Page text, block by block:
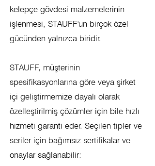
kelepçe gövdesi malzemelerinin
işlenmesi, STAUFF'un birçok özel
gücünden yalnızca biridir.
STAUFF, müşterinin
spesifikasyonlarına göre veya şirket
içi geliştirmemize dayalı olarak
özelleştirilmiş çözümler için bile hızlı
hizmeti garanti eder. Seçilen tipler ve
seriler için bağımsız sertifikalar ve
onaylar sağlanabilir: